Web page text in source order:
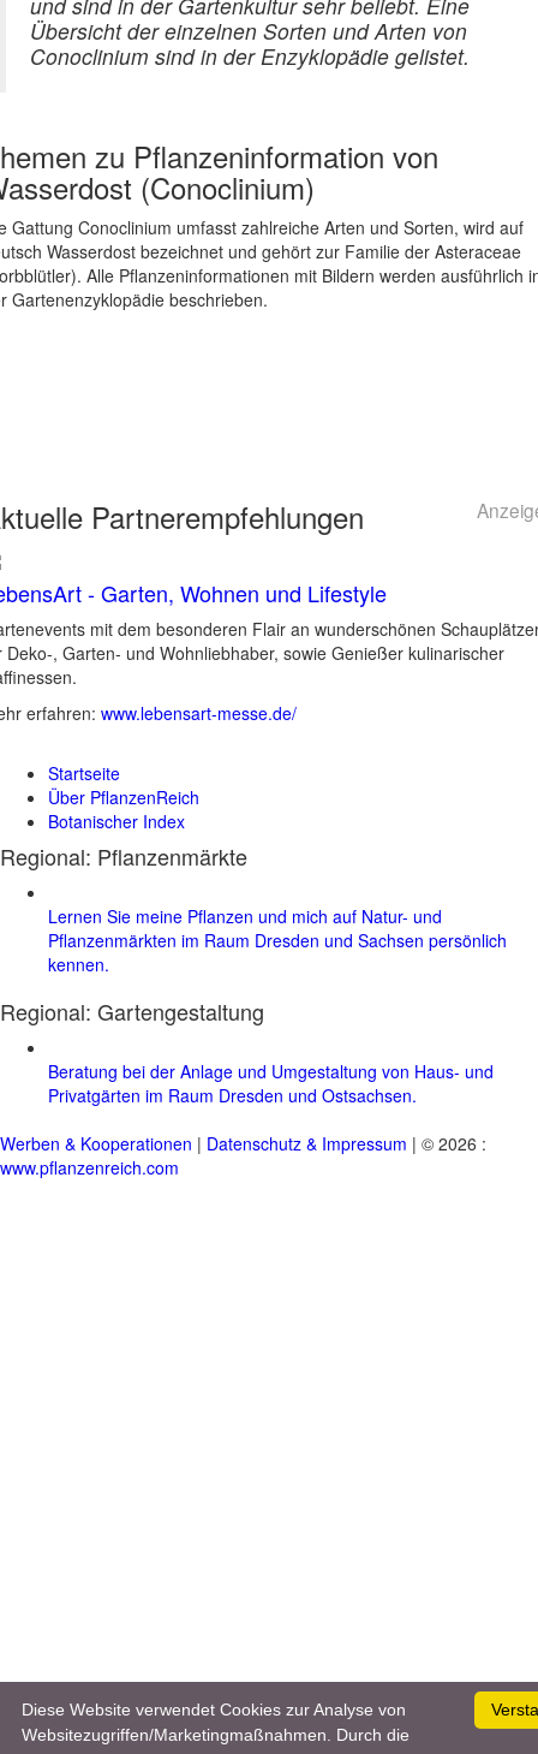
Übersicht der einzelnen Sorten und Arten von
Conoclinium sind in der Enzyklopädie gelistet.
zu Pflanzeninformation von
(Conoclinium)
Gattung Conoclinium umfasst zahlreiche Arten und Sorten, wird auf
Wasserdost bezeichnet und gehört zur Familie der Asteraceae
Alle Pflanzeninformationen mit Bildern werden ausführlich
Gartenenzyklopädie beschrieben.
Partnerempfehlungen
- Garten, Wohnen und Lifestyle
mit dem besonderen Flair an wunderschönen
Deko-, Garten- und Wohnliebhaber, sowie Genießer kulinarischer
erfahren: www.lebensart-messe.de/
Startseite
Über PflanzenReich
Botanischer Index
Regional: Pflanzenmärkte
Lernen Sie meine Pflanzen und mich auf Natur- und
Pflanzenmärkten im Raum Dresden und Sachsen persönlich
kennen.
Regional: Gartengestaltung
Beratung bei der Anlage und Umgestaltung von Haus- und
Privatgärten im Raum Dresden und Ostsachsen.
Werben & Kooperationen | Datenschutz & Impressum | © 2026 :
www.pflanzenreich.com
Diese Website verwendet Cookies zur Analyse von
Websitezugriffen/Marketingmaßnahmen. Durch die